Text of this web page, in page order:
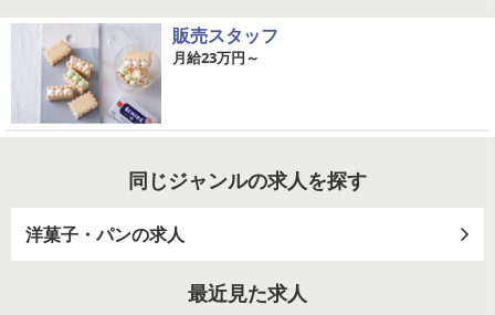
販売スタッフ
月給23万円～
同じジャンルの求人を探す
洋菓子・パンの求人
最近見た求人